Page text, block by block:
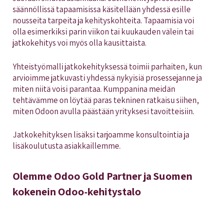
säännöllissä tapaamisissa käsitellään yhdessä esille
nousseita tarpeita ja kehityskohteita. Tapaamisia voi
olla esimerkiksi parin viikon tai kuukauden välein tai
jatkokehitys voi myös olla kausittaista.
Yhteistyömalli jatkokehityksessä toimii parhaiten, kun
arvioimme jatkuvasti yhdessä nykyisiä prosessejanne ja
miten niitä voisi parantaa. Kumppanina meidän
tehtävämme on löytää paras tekninen ratkaisu siihen,
miten Odoon avulla päästään yrityksesi tavoitteisiin.
Jatkokehityksen lisäksi tarjoamme konsultointia ja
lisäkoulutusta asiakkaillemme.
Olemme Odoo Gold Partner ja Suomen
kokenein Odoo-kehitystalo